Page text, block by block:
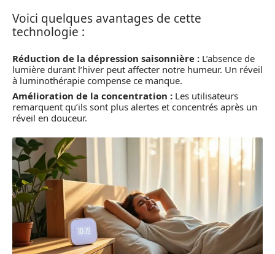
Voici quelques avantages de cette
technologie :
Réduction de la dépression saisonnière : L’absence de
lumière durant l’hiver peut affecter notre humeur. Un réveil
à luminothérapie compense ce manque.
Amélioration de la concentration : Les utilisateurs
remarquent qu’ils sont plus alertes et concentrés après un
réveil en douceur.